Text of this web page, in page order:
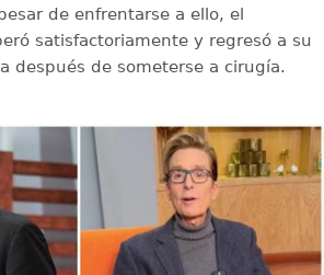
de enfrentarse a ello, el
satisfactoriamente y regresó a su
después de someterse a cirugía.